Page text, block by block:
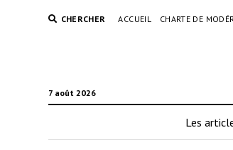
CHERCHER ACCUEIL CHARTE DE
7 août 2026
Les